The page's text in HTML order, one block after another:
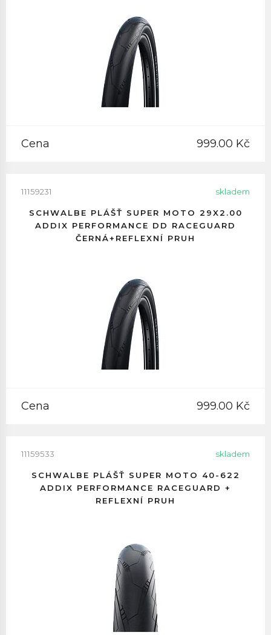
Cena 999.00 Kč
11159231 skladem
SCHWALBE PLÁŠŤ SUPER MOTO 29X2.00
ADDIX PERFORMANCE DD RACEGUARD
ČERNÁ+REFLEXNÍ PRUH
Cena 999.00 Kč
11159533 skladem
SCHWALBE PLÁŠŤ SUPER MOTO 40-622
ADDIX PERFORMANCE RACEGUARD +
REFLEXNÍ PRUH